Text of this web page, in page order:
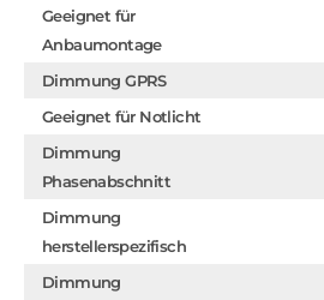
Geeignet für
Anbaumontage
Dimmung GPRS
Geeignet für Notlicht
Dimmung
Phasenabschnitt
Dimmung
herstellerspezifisch
Dimmung